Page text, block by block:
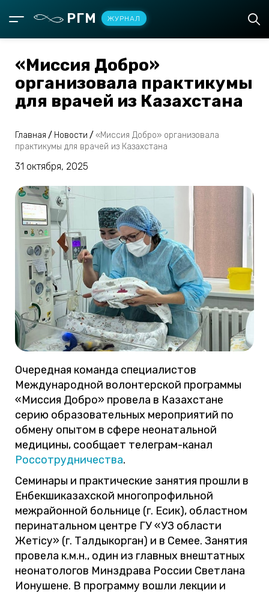
РГМ ЖУРНАЛ
«Миссия Добро»
организовала практикумы
для врачей из Казахстана
Главная / Новости / «Миссия Добро» организовала
практикумы для врачей из Казахстана
31 октября, 2025
Очередная команда специалистов
Международной волонтерской программы
«Миссия Добро» провела в Казахстане
серию образовательных мероприятий по
обмену опытом в сфере неонатальной
медицины, сообщает телеграм-канал
Россотрудничества.
Семинары и практические занятия прошли в
Енбекшиказахской многопрофильной
межрайонной больнице (г. Есик), областном
перинатальном центре ГУ «УЗ области
Жетісу» (г. Талдыкорган) и в Семее. Занятия
провела к.м.н., один из главных внештатных
неонатологов Минздрава России Светлана
Ионушене. В программу вошли лекции и